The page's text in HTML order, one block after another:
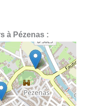
à Pézenas :